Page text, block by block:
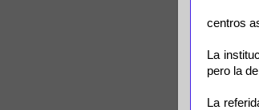
centros
La
pero la
La